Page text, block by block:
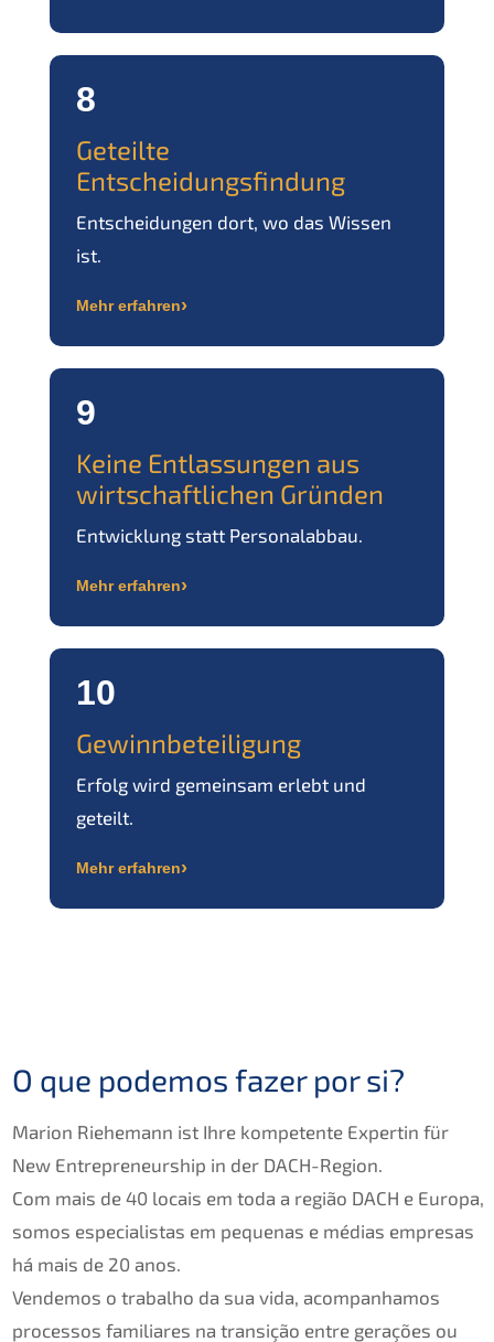
8
Geteilte
Entscheidungsfindung
Entscheidungen dort, wo das Wissen
ist.
Mehr erfahren›
9
Keine Entlassungen aus
wirtschaftlichen Gründen
Entwicklung statt Personalabbau.
Mehr erfahren›
10
Gewinnbeteiligung
Erfolg wird gemeinsam erlebt und
geteilt.
Mehr erfahren›
O que podemos fazer por si?
Marion Riehe­mann ist Ihre kompe­ten­te Exper­tin für
New Entre­pre­neur­ship in der DACH-Region.
Com mais de 40 locais em toda a região DACH e Europa,
somos especia­lis­tas em peque­nas e médias empre­sas
há mais de 20 anos.
Vende­mos o trabal­ho da sua vida, acomp­an­ha­mos
proces­sos familia­res na transi­ção entre gerações ou